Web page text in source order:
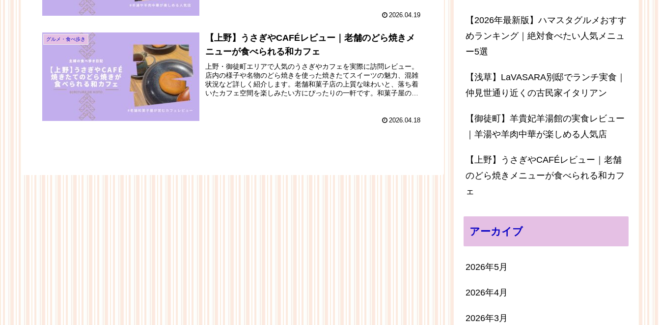
2026.04.19
グルメ・食べ歩き
【上野】うさぎやCAFÉレビュー｜老舗のどら焼きメ
ニューが食べられる和カフェ
上野・御徒町エリアで人気のうさぎやカフェを実際に訪問レビュー。
店内の様子や名物のどら焼きを使った焼きたてスイーツの魅力、混雑
状況など詳しく紹介します。老舗和菓子店の上質な味わいと、落ち着
いたカフェ空間を楽しみたい方にぴったりの一軒です。和菓子屋のど
2026.04.18
【2026年最新版】ハマスタグルメおすす
めランキング｜絶対食べたい人気メニュ
ー5選
【浅草】LaVASARA別邸でランチ実食｜
仲見世通り近くの古民家イタリアン
【御徒町】羊貴妃羊湯館の実食レビュー
｜羊湯や羊肉中華が楽しめる人気店
【上野】うさぎやCAFÉレビュー｜老舗
のどら焼きメニューが食べられる和カフ
ェ
アーカイブ
2026年5月
2026年4月
2026年3月